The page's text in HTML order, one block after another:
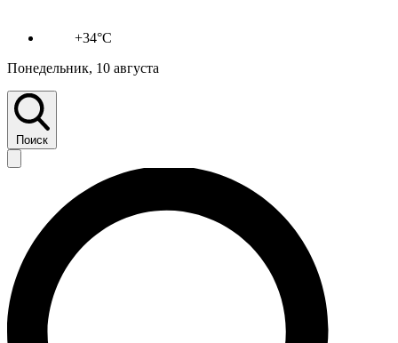
+34°C
Понедельник, 10 августа
Поиск